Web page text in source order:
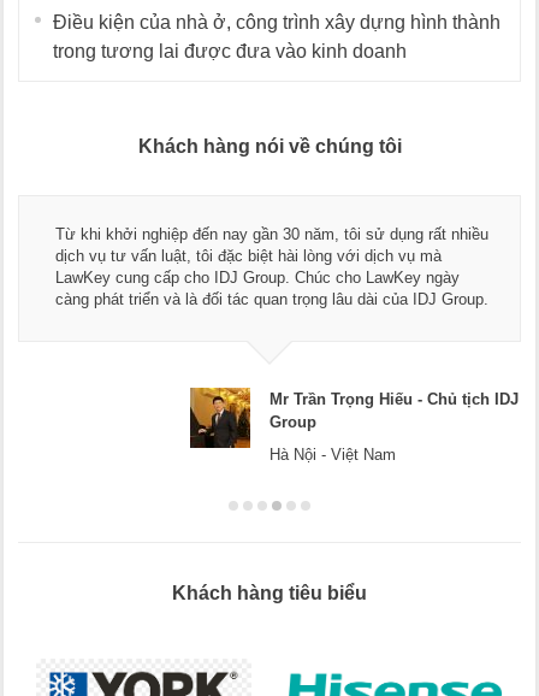
Điều kiện của nhà ở, công trình xây dựng hình thành
trong tương lai được đưa vào kinh doanh
Khách hàng nói về chúng tôi
Từ khi khởi nghiệp đến nay gần 30 năm, tôi sử dụng rất nhiều
dịch vụ tư vấn luật, tôi đặc biệt hài lòng với dịch vụ mà
LawKey cung cấp cho IDJ Group. Chúc cho LawKey ngày
càng phát triển và là đối tác quan trọng lâu dài của IDJ Group.
Mr Trần Trọng Hiếu - Chủ tịch IDJ
Group
Hà Nội - Việt Nam
Khách hàng tiêu biểu